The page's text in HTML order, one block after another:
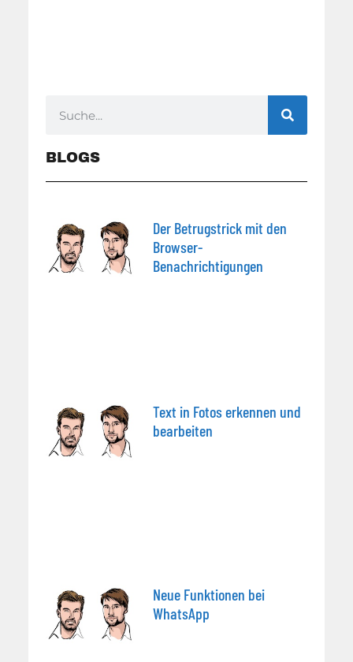
BLOGS
Der Betrugstrick mit den
Browser-
Benachrichtigungen
Text in Fotos erkennen und
bearbeiten
Neue Funktionen bei
WhatsApp